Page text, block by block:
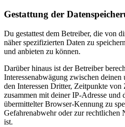
Gestattung der
Du gestattest dem Betreiber, die von
näher spezifizierten Daten zu
und anbieten zu können.
Darüber hinaus ist der Betreiber
Interessenabwägung zwischen deinen
den Interessen Dritter, Zeitpunkte
zusammen mit deiner IP-Adresse und
übermittelter Browser-Kennung zu
Gefahrenabwehr oder zur
ist.